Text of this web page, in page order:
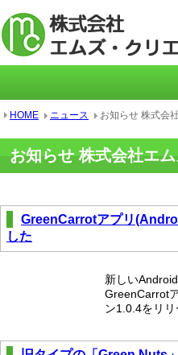
HOME ニュース お知らせ 株式会
お知らせ 株式会社エ
GreenCarrotアプリ
した
新しい
GreenCarrot
ン1.0.4をリリ